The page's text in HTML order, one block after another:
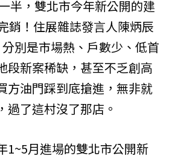
半，雙北市今年新公開的建
銷！住展雜誌發言人陳炳辰
別是市場熱、戶數少、低首
段新案稀缺，甚至不乏創高
方油門踩到底搶進，無非就
過了這村沒了那店。
1~5月進場的雙北市公開新